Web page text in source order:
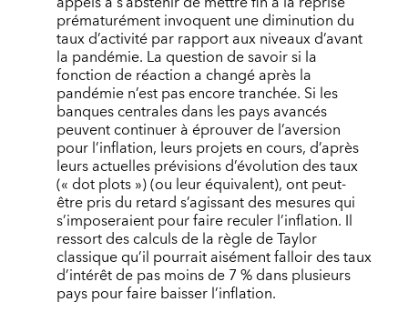
prématurément invoquent une diminution du
taux d’activité par rapport aux niveaux d’avant
la pandémie. La question de savoir si la
fonction de réaction a changé après la
pandémie n’est pas encore tranchée. Si les
banques centrales dans les pays avancés
peuvent continuer à éprouver de l’aversion
pour l’inflation, leurs projets en cours, d’après
leurs actuelles prévisions d’évolution des taux
(« dot plots ») (ou leur équivalent), ont peut-
être pris du retard s’agissant des mesures qui
s’imposeraient pour faire reculer l’inflation. Il
ressort des calculs de la règle de Taylor
classique qu’il pourrait aisément falloir des taux
d’intérêt de pas moins de 7 % dans plusieurs
pays pour faire baisser l’inflation.